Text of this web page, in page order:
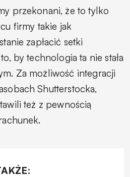
przekonani, że to tylko
firmy takie jak
zapłacić setki
by technologia ta nie stała
Za możliwość integracji
Shutterstocka,
też z pewnością